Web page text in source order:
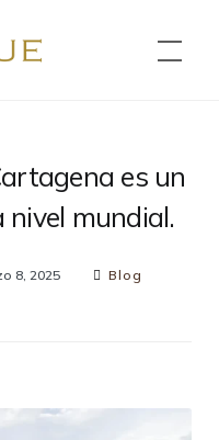
es un
mundial.
8, 2025 Blog